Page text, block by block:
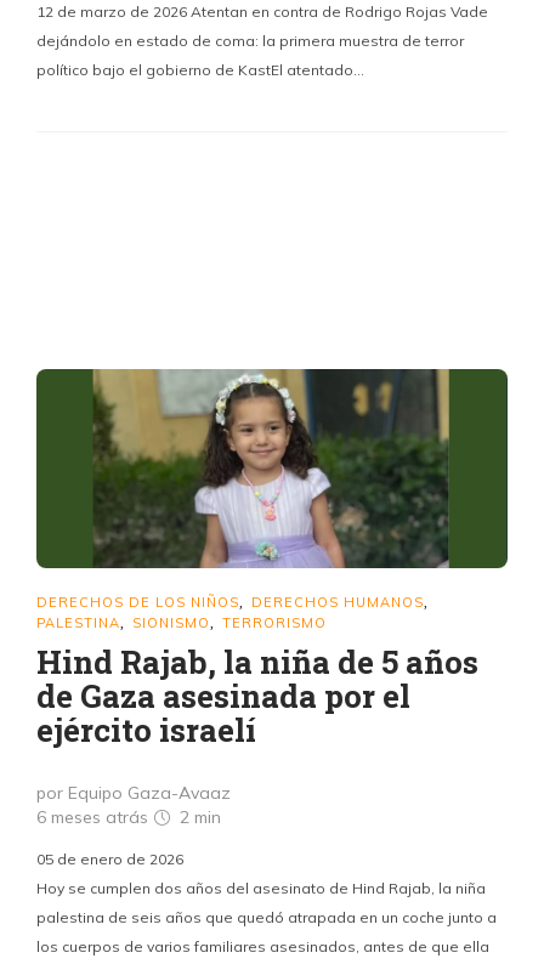
12 de marzo de 2026 Atentan en contra de Rodrigo Rojas Vade
dejándolo en estado de coma: la primera muestra de terror
político bajo el gobierno de KastEl atentado…
DERECHOS DE LOS NIÑOS DERECHOS HUMANOS
PALESTINA SIONISMO TERRORISMO
Hind Rajab, la niña de 5 años
de Gaza asesinada por el
ejército israelí
por Equipo Gaza-Avaaz
6 meses atrás
2 min
05 de enero de 2026
Hoy se cumplen dos años del asesinato de Hind Rajab, la niña
palestina de seis años que quedó atrapada en un coche junto a
los cuerpos de varios familiares asesinados, antes de que ella